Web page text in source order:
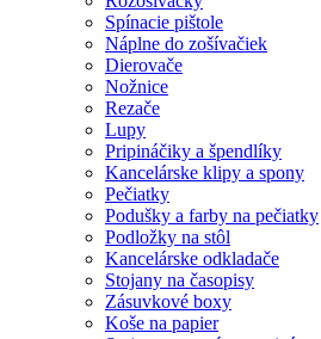
Spínacie pištole
Náplne do zošívačiek
Dierovače
Nožnice
Rezače
Lupy
Pripináčiky a špendlíky
Kancelárske klipy a spony
Pečiatky
Podušky a farby na pečiatky
Podložky na stôl
Kancelárske odkladače
Stojany na časopisy
Zásuvkové boxy
Koše na papier